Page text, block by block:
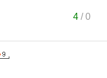
4/0